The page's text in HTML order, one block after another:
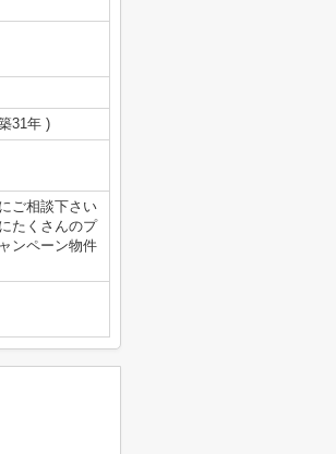
31年 )
ご相談下さい
たくさんのプ
ンペーン物件